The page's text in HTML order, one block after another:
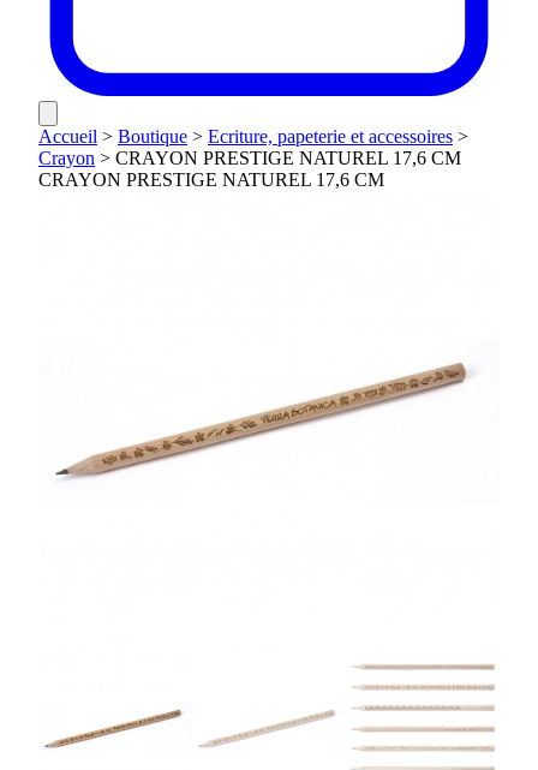
Accueil > Boutique > Ecriture, papeterie et accessoires >
Crayon > CRAYON PRESTIGE NATUREL 17,6 CM
CRAYON PRESTIGE NATUREL 17,6 CM